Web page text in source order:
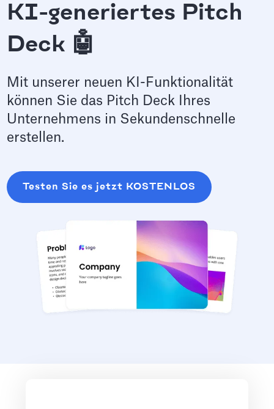
KI-generiertes Pitch
Deck 🤖
Mit unserer neuen KI-Funktionalität
können Sie das Pitch Deck Ihres
Unternehmens in Sekundenschnelle
erstellen.
Testen Sie es jetzt KOSTENLOS